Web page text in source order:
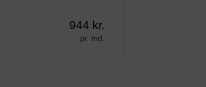
944 kr.
pr. md.